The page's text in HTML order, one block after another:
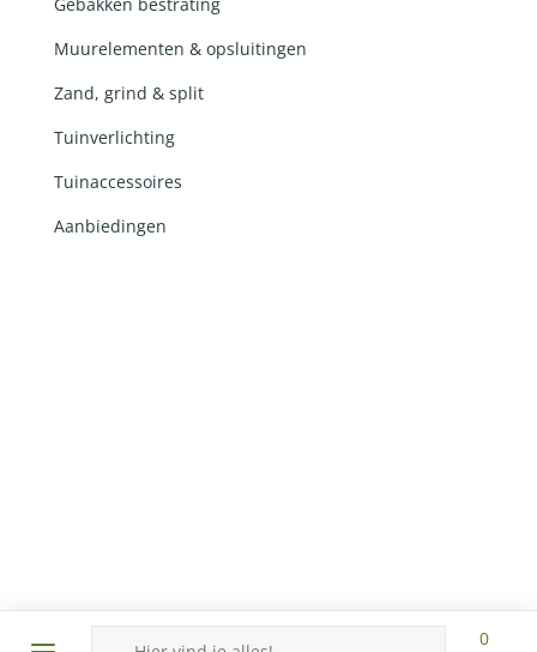
Producten
zoeken
0
Muurelementen & opsluitingen
Zand, grind & split
Tuinverlichting
Tuinaccessoires
Aanbiedingen